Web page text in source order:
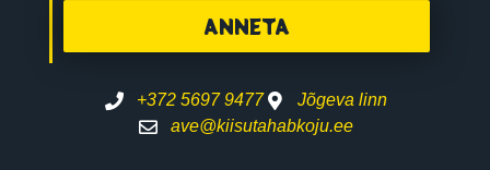
ANNETA
+372 5697 9477
Jõgeva linn
ave@kiisutahabkoju.ee